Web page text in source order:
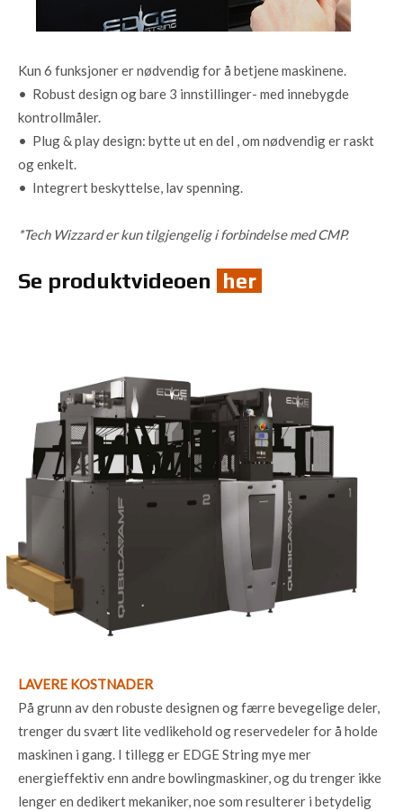
Kun 6 funksjoner er nødvendig for å betjene maskinene.
• Robust design og bare 3 innstillinger- med innebygde
kontrollmåler.
• Plug & play design: bytte ut en del , om nødvendig er raskt
og enkelt.
• Integrert beskyttelse, lav spenning.
*Tech Wizzard er kun tilgjengelig i forbindelse med CMP.
Se produktvideoen her
LAVERE KOSTNADER
På grunn av den robuste designen og færre bevegelige deler,
trenger du svært lite vedlikehold og reservedeler for å holde
maskinen i gang. I tillegg er EDGE String mye mer
energieffektiv enn andre bowlingmaskiner, og du trenger ikke
lenger en dedikert mekaniker, noe som resulterer i betydelig